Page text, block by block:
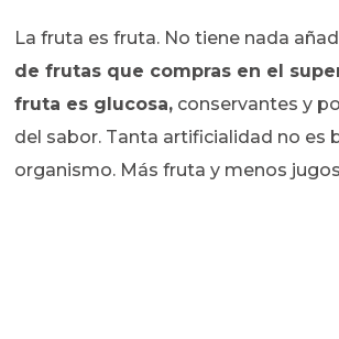
La fruta es fruta. No tiene nada
de frutas que compras en el
fruta es glucosa, conservantes y
del sabor. Tanta artificialidad no es
organismo. Más fruta y menos